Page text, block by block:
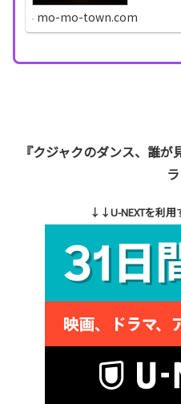
mo-mo-town.com
『クジャクのダンス、誰
↓↓U-NEXTを利